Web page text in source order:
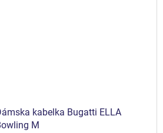
kabelka Bugatti ELLA
M